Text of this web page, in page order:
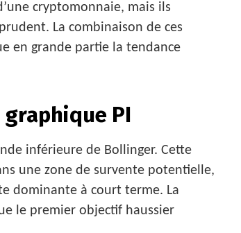
cryptomonnaie, mais ils
La combinaison de ces
en grande partie la tendance
PI
inférieure de Bollinger. Cette
une zone de survente potentielle,
dominante à court terme. La
le premier objectif haussier